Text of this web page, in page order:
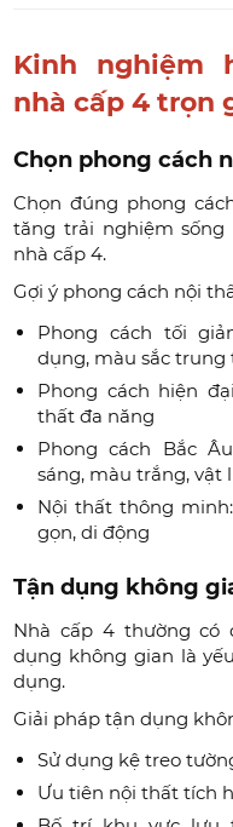
Kinh nghiệm
nhà cấp 4 trọn
Chọn phong cách
Chọn đúng phong
tăng trải nghiệm
nhà cấp 4.
Gợi ý phong cách nội
Phong cách tối
dụng, màu sắc trung
Phong cách hiện
thất đa năng
Phong cách Bắc
sáng, màu trắng, vật
Nội thất thông
gọn, di động
Tận dụng không
Nhà cấp 4 thường có
dụng không gian là
dụng.
Giải pháp tận dụng
Sử dụng kệ treo
Ưu tiên nội thất tích